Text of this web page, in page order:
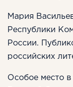
Мария
Республики
России.
российских
Особое место в